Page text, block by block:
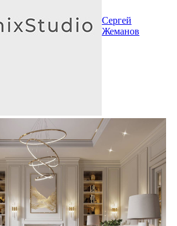
Сергей
Жеманов
Accent" - современная классика,